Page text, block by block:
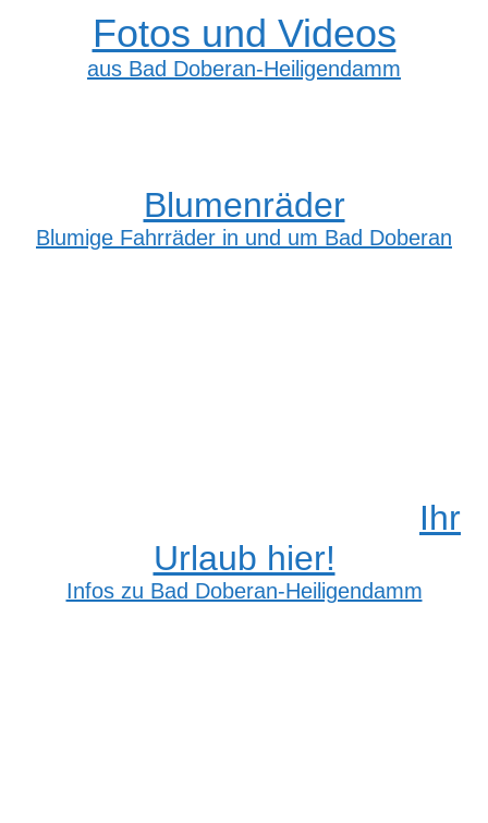
Fotos und Videos
aus Bad Doberan-Heiligendamm
Blumenräder
Blumige Fahrräder in und um Bad Doberan
Ihr
Urlaub hier!
Infos zu Bad Doberan-Heiligendamm